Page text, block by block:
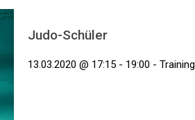
Judo-Schüler
13.03.2020 @ 17:15 - 19:00 - Training